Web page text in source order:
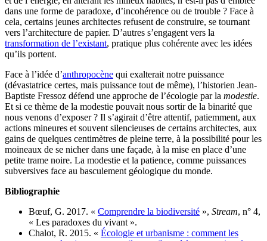
dans une forme de paradoxe, d’incohérence ou de trouble ? Face à
cela, certains jeunes architectes refusent de construire, se tournant
vers l’architecture de papier. D’autres s’engagent vers la
transformation de l’existant, pratique plus cohérente avec les idées
qu’ils portent.
Face à l’idée d’anthropocène qui exalterait notre puissance
(dévastatrice certes, mais puissance tout de même), l’historien Jean-
Baptiste Fressoz défend une approche de l’écologie par la modestie.
Et si ce thème de la modestie pouvait nous sortir de la binarité que
nous venons d’exposer ? Il s’agirait d’être attentif, patiemment, aux
actions mineures et souvent silencieuses de certains architectes, aux
gains de quelques centimètres de pleine terre, à la possibilité pour les
moineaux de se nicher dans une façade, à la mise en place d’une
petite trame noire. La modestie et la patience, comme puissances
subversives face au basculement géologique du monde.
Bibliographie
Bœuf, G. 2017. « Comprendre la biodiversité », Stream, n° 4,
« Les paradoxes du vivant ».
Chalot, R. 2015. « Écologie et urbanisme : comment les